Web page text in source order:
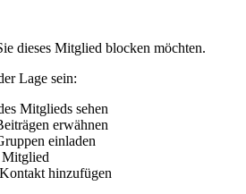
dieses Mitglied blocken möchten.
Lage sein:
Mitglieds sehen
erwähnen
einladen
Mitglied
hinzufügen